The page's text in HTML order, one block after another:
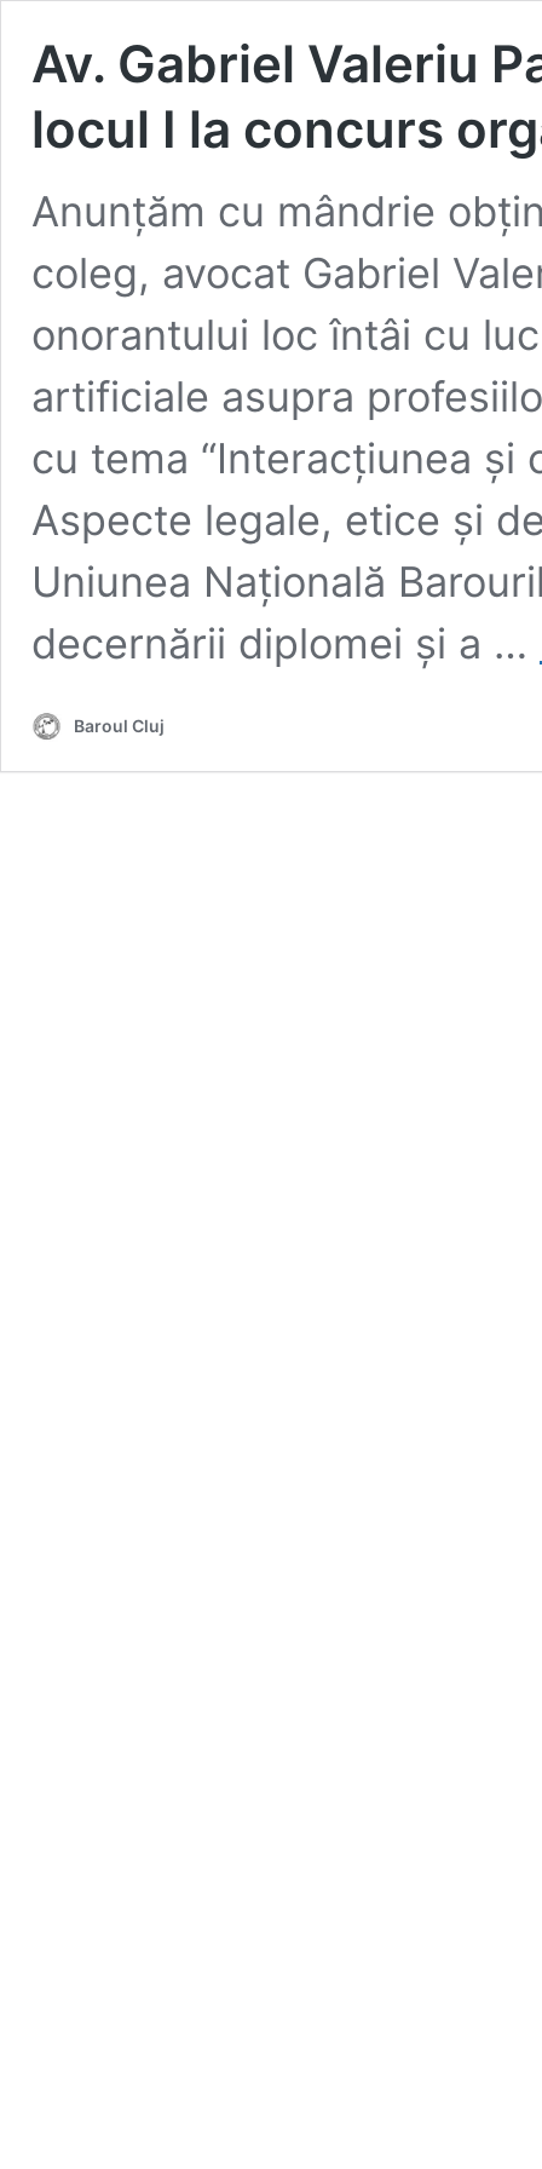
Av. Gabriel Valeriu
locul I la concurs
Anunțăm cu mândrie
coleg, avocat Gabriel
onorantului loc întâi cu
artificiale asupra
cu tema “Interacțiunea și
Aspecte legale, etice și
Uniunea Națională
decernării diplomei și a …
Baroul Cluj